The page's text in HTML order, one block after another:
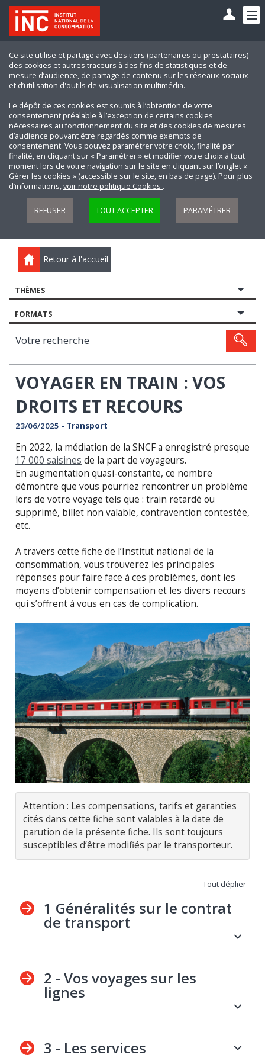
Ce site utilise et partage avec des tiers (partenaires ou prestataires)
des cookies et autres traceurs à des fins de statistiques et de
mesure d’audience, de partage de contenu sur les réseaux sociaux
et d’utilisation d'outils de visualisation multimédia.
Le dépôt de ces cookies est soumis à l’obtention de votre
consentement préalable à l’exception de certains cookies
nécessaires au fonctionnement du site et des cookies de mesures
d’audience pouvant être regardés comme exempts de
consentement. Vous pouvez paramétrer votre choix, finalité par
finalité, en cliquant sur « Paramétrer » et modifier votre choix à tout
moment lors de votre navigation sur le site en cliquant sur l’onglet «
Gérer les cookies » (accessible sur le site, en bas de page). Pour plus
d’informations,voir notre politique Cookies .
REFUSER TOUT ACCEPTER PARAMÉTRER
Retour à l'accueil
THÈMES
FORMATS
Votre recherche
VOYAGER EN TRAIN : VOS
DROITS ET RECOURS
23/06/2025 - Transport
En 2022, la médiation de la SNCF a enregistré presque
17 000 saisines de la part de voyageurs.
En augmentation quasi-constante, ce nombre
démontre que vous pourriez rencontrer un problème
lors de votre voyage tels que : train retardé ou
supprimé, billet non valable, contravention contestée,
etc.
A travers cette fiche de l’Institut national de la
consommation, vous trouverez les principales
réponses pour faire face à ces problèmes, dont les
moyens d’obtenir compensation et les divers recours
qui s’offrent à vous en cas de complication.
Attention : Les compensations, tarifs et garanties
cités dans cette fiche sont valables à la date de
parution de la présente fiche. Ils sont toujours
Tout déplier
1 Généralités sur le contrat
de transport
voyageur se matérialise par le titre de transport
traditionnel (papier ou électronique) émis lors de la
réservation. Ce contrat obéit aux mêmes règles que
êtes en droit de demander, selon la situation, à être
remboursé et/ou indemnisé.
2 - Vos voyages sur les
lignes
21 - Les engagements de la
3 - Les services